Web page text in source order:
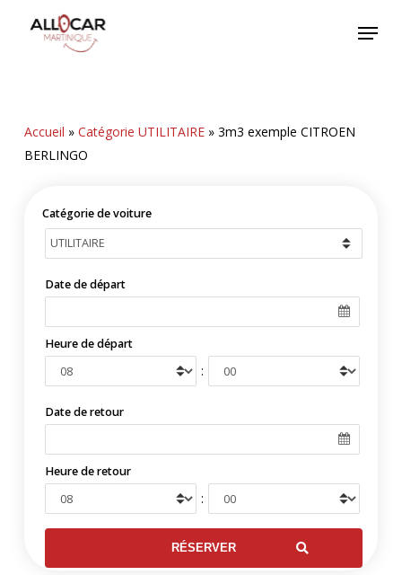
Menu
Accueil » Catégorie UTILITAIRE» 3m3 exemple CITROEN
BERLINGO
Catégorie de voiture
Date de départ
Heure de départ
:
Date de retour
Heure de retour
: